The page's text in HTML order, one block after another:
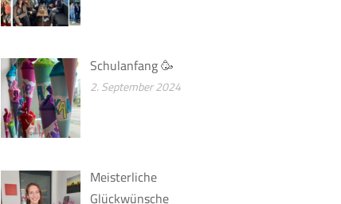
Schulanfang 🥳
2. September 2024
Meisterliche
Glückwünsche